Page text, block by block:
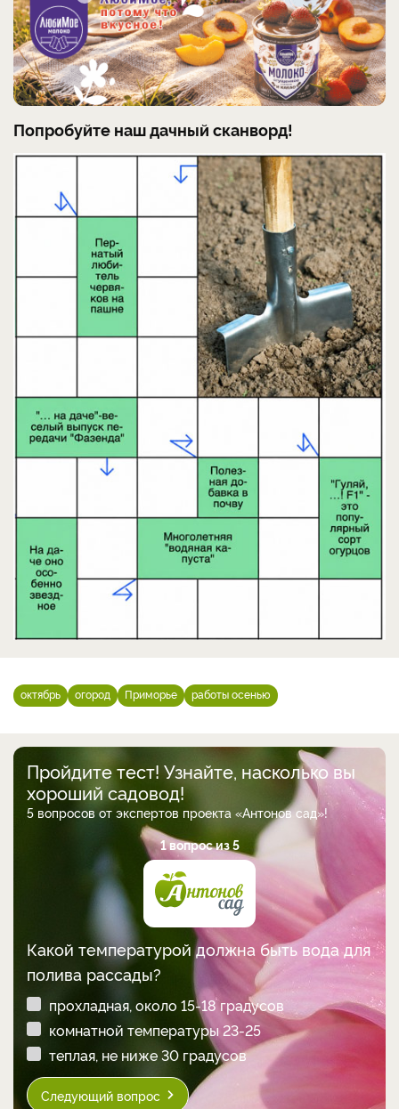
Попробуйте наш дачный сканворд!
октябрь огород Приморье работы осенью
Пройдите тест! Узнайте, насколько вы
хороший садовод!
5 вопросов от экспертов проекта «Антонов сад»!
1 вопрос из 5
Какой температурой должна быть вода для
полива рассады?
прохладная, около 15-18 градусов
комнатной температуры 23-25
теплая, не ниже 30 градусов
Следующий вопрос